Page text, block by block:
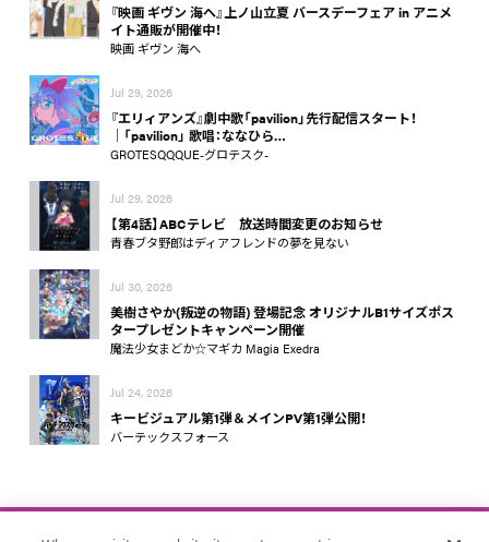
『映画 ギヴン 海へ』上ノ山立夏 バースデーフェア in アニメ
イト通販が開催中！
映画 ギヴン 海へ
Jul 29, 2026
『エリィアンズ』劇中歌「pavilion」先行配信スタート！
│「pavilion」 歌唱：ななひら…
GROTESQQQUE-グロテスク-
Jul 29, 2026
【第4話】ABCテレビ 放送時間変更のお知らせ
青春ブタ野郎はディアフレンドの夢を見ない
Jul 30, 2026
美樹さやか(叛逆の物語) 登場記念 オリジナルB1サイズポス
タープレゼントキャンペーン開催
魔法少女まどか☆マギカ Magia Exedra
Jul 24, 2026
キービジュアル第1弾＆メインPV第1弾公開！
バーテックスフォース